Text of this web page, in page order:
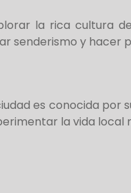
la rica cultura
senderismo y hacer
es conocida por
la vida local